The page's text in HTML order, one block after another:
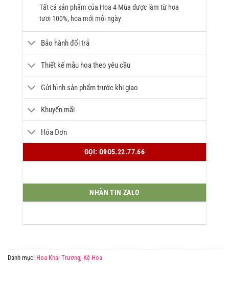
Tất cả sản phẩm của Hoa 4 Mùa được làm từ hoa
tươi 100%, hoa mới mỗi ngày
Bảo hành đổi trả
Thiết kế mẫu hoa theo yêu cầu
Gửi hình sản phẩm trước khi giao
Khuyến mãi
Hóa Đơn
GỌI: O9O5.22.77.66
NHẮN TIN ZALO
Danh mục: Hoa Khai Trương Kệ Hoa